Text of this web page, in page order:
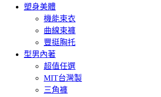
塑身美體
機能束衣
曲線束褲
豐挺胸托
型男內著
超值任選
MIT台灣製
三角褲